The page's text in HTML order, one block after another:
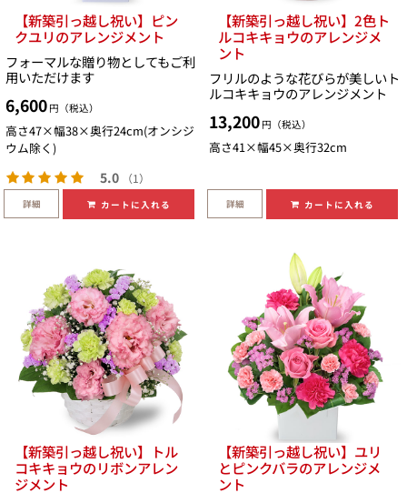
【新築引っ越し祝い】ピン
クユリのアレンジメント
フォーマルな贈り物としてもご利
用いただけます
6,600 円（税込）
高さ47×幅38×奥行24cm(オンシジ
ウム除く)
5.0 （1）
詳細 カートに入れる
【新築引っ越し祝い】2色ト
ルコキキョウのアレンジメ
ント
フリルのような花びらが美しいト
ルコキキョウのアレンジメント
13,200 円（税込）
高さ41×幅45×奥行32cm
詳細 カートに入れる
【新築引っ越し祝い】トル
コキキョウのリボンアレン
ジメント
【新築引っ越し祝い】ユリ
とピンクバラのアレンジメ
ント